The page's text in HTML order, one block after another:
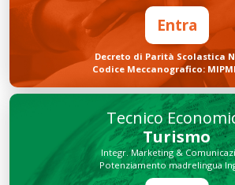
Entra
Decreto di Parità Scolastica
Codice Meccanografico:
Tecnico
Turismo
Integr. Marketing &
Potenziamento madrelingua